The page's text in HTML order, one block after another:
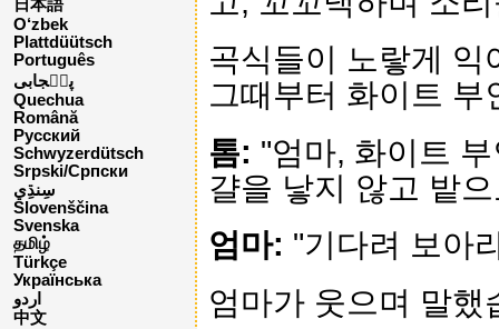
日本語
O‘zbek
Plattdüütsch
Português
پن٘جابی
Quechua
Română
Русский
Schwyzerdütsch
Srpski/Српски
Slovenščina
Svenska
தமிழ்
Türkçe
Українська
اردو
中文
곡식들이 노랗게 익
그때부터 화이트 부
톰: "엄마, 화이트
걀을 낳지 않고 밭
엄마: "기다려 보아
엄마가 웃으며 말했